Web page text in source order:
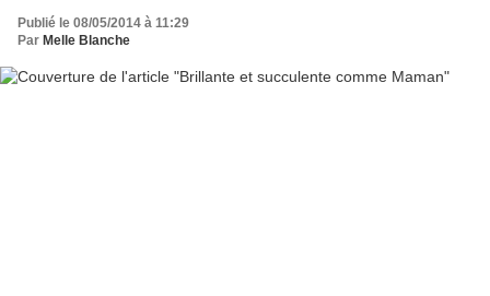
Publié le 08/05/2014 à 11:29
Par Melle Blanche